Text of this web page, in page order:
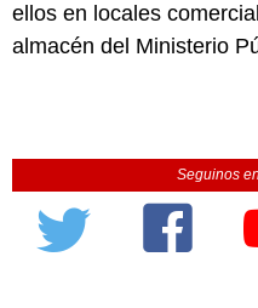
ellos en locales
almacén del Ministerio
Seguinos